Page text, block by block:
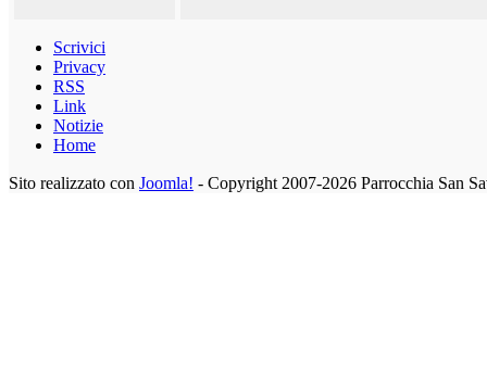
Scrivici
Privacy
RSS
Link
Notizie
Home
Sito realizzato con Joomla! - Copyright 2007-2026 Parrocchia San